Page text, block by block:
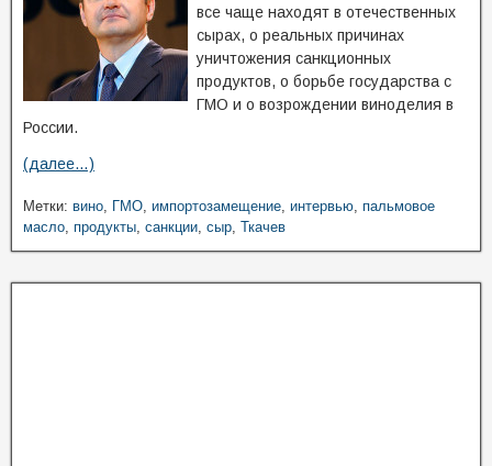
все чаще находят в отечественных
сырах, о реальных причинах
уничтожения санкционных
продуктов, о борьбе государства с
ГМО и о возрождении виноделия в
России.
(далее…)
Метки: вино, ГМО, импортозамещение, интервью, пальмовое
масло, продукты, санкции, сыр, Ткачев